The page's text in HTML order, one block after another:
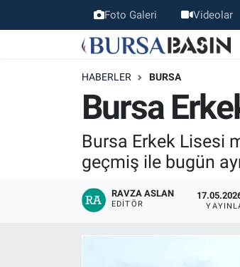
Foto Galeri Videolar
HABERLER BURSA
Bursa
Bursa Erkek Lisesi
geçmiş ile bugün
RAVZA ASLAN
EDITÖR
Bursa Haber
Bilim, Teknoloji
KÜLTÜR-SANAT
Bursa Nöbetçi Eczaneler
Bursa Hava Durumu
Bursa Trafik Yoğunluk Haritası
Süper Lig Puan Durumu ve Fikstür
Tüm Manşetler